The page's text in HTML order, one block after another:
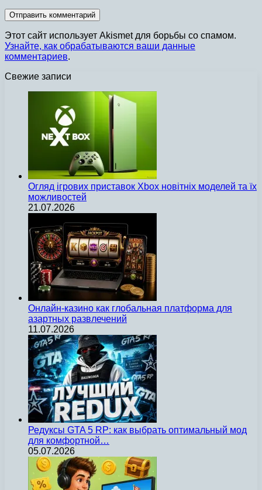
Этот сайт использует Akismet для борьбы со спамом.
Узнайте, как обрабатываются ваши данные
комментариев.
Свежие записи
Огляд ігрових приставок Xbox новітніх моделей та їх
можливостей
21.07.2026
Онлайн-казино как глобальная платформа для
азартных развлечений
11.07.2026
Редуксы GTA 5 RP: как выбрать оптимальный мод
для комфортной…
05.07.2026